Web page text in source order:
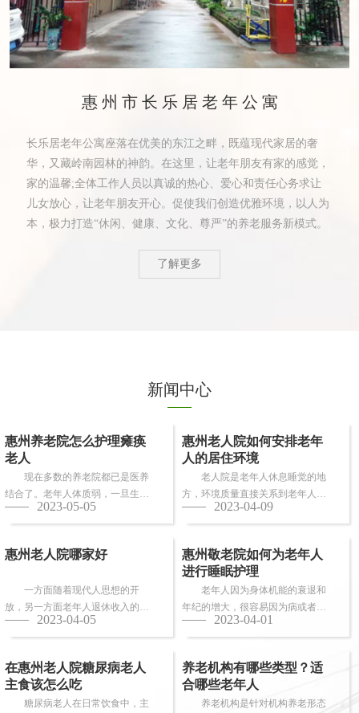
惠州市长乐居老年公寓
长乐居老年公寓座落在优美的东江之畔，既蕴现代家居的奢
华，又藏岭南园林的神韵。在这里，让老年朋友有家的感觉，
家的温馨;全体工作人员以真诚的热心、爱心和责任心务求让
儿女放心，让老年朋友开心。促使我们创造优雅环境，以人为
本，极力打造“休闲、健康、文化、尊严”的养老服务新模式。
了解更多
新闻中心
惠州养老院怎么护理瘫痪
老人
现在多数的养老院都已是医养
结合了。老年人体质弱，一旦生
病，多数情况下都会面临卧床修
养，这时候就需...
2023-05-05
惠州老人院如何安排老年
人的居住环境
老人院是老年人休息睡觉的地
方，环境质量直接关系到老年人的
健康长寿。由于老年人适应能力和
抗病能力较...
2023-04-09
惠州老人院哪家好
一方面随着现代人思想的开
放，另一方面老年人退休收入的稳
步上升，选择惠州老人院进行疗养
的老人越来越...
2023-04-05
惠州敬老院如何为老年人
进行睡眠护理
老年人因为身体机能的衰退和
年纪的增大，很容易因为病或者各
种各样的原因导致失眠、多梦，睡
眠质量差等...
2023-04-01
在惠州老人院糖尿病老人
主食该怎么吃
糖尿病老人在日常饮食中，主
养老机构有哪些类型？适
合哪些老年人
养老机构是针对机构养老形态